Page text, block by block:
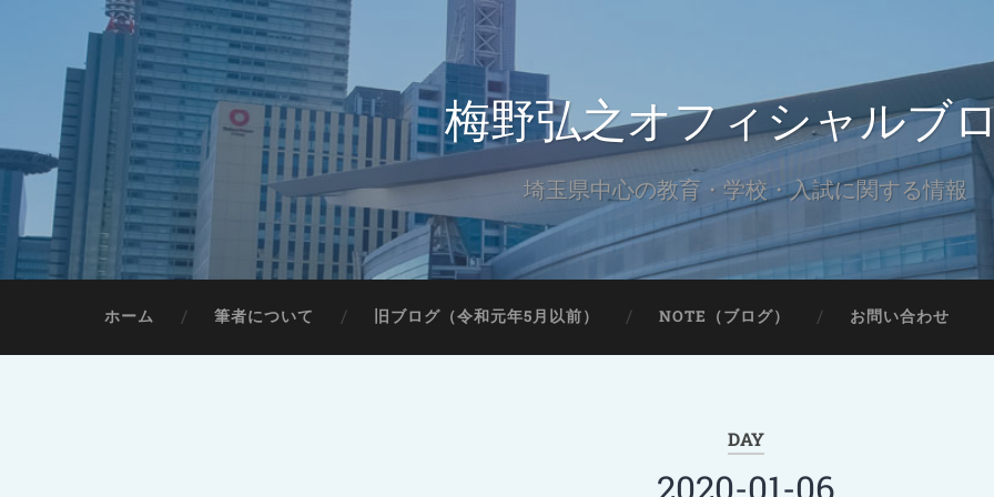
梅野弘之オフィシャルブ
埼玉県中心の教育・学校・入試に関する情報
ホーム 筆者について 旧ブログ（令和元年5月以前） NOTE（ブログ） お問い合わせ
DAY